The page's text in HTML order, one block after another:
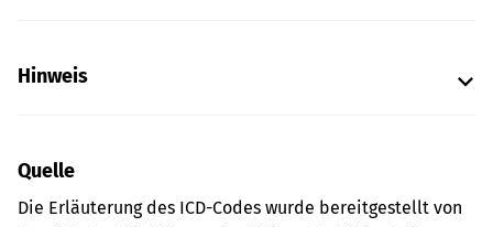
Hinweis
Quelle
Die Erläuterung des ICD-Codes wurde bereitgestellt von